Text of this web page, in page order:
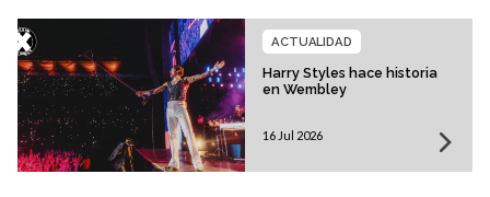
Harry Styles hace historia
en Wembley
ACTUALIDAD
16 Jul 2026